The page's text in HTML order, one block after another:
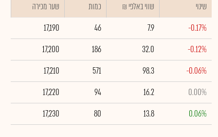
שינוי ₪ שווי באלפי כמות
שער מכירה
-0.17%
7.9
46
17,190
-0.12%
32.0
186
17,200
-0.06%
98.3
571
17,210
0.00%
16.2
94
17,220
0.06%
13.8
80
17,230